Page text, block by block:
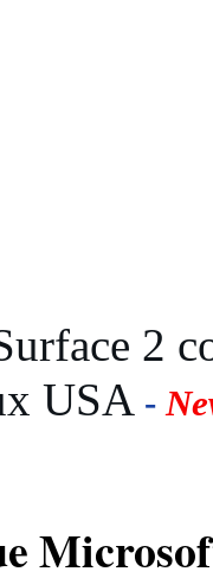
2
USA -